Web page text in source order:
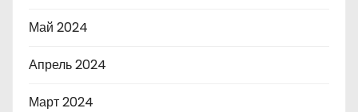
Май 2024
Апрель 2024
Март 2024